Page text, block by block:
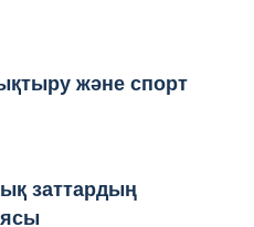
және спорт
заттардың